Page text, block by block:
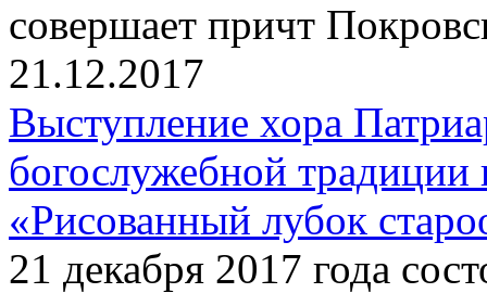
совершает причт
21.12.2017
Выступление хора
богослужебной традиции
«Рисованный лубок
21 декабря 2017 года